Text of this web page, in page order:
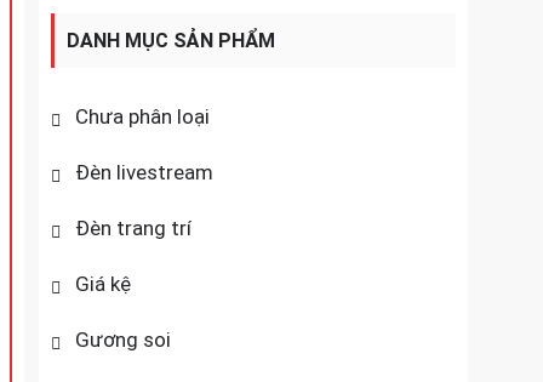
DANH MỤC SẢN PHẨM
Chưa phân loại
Đèn livestream
Đèn trang trí
Giá kệ
Gương soi